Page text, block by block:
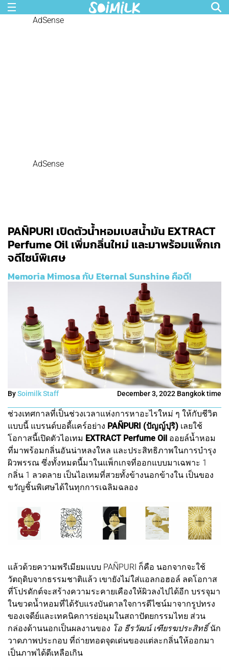
AdSense
AdSense
PAÑPURI เปิดตัวน้ำหอมเบสน้ำมัน EXTRACT
Perfume Oil เพิ่มกลิ่นใหม่ และมาพร้อมแพ็กเก
จดีไซน์พิเศษ
Memoria Mimosa กับ Eternal Sunshine คือดี!
BySoimilk Staff December 3, 2022 Bangkok time
ช่วงเทศกาลที่เป็นช่วงเวลาแห่งการหาอะไรใหม่ ๆ ให้กับชีวิต
แบบนี้ แบรนด์บอดี้แคร์อย่าง PAÑPURI (ปัญญ์ปุริ) เลยใช้
โอกาสนี้เปิดตัวไอเทม EXTRACT Perfume Oil ออยล์น้ำหอม
ที่มาพร้อมกลิ่นอันน่าหลงใหล และประสิทธิภาพในการบำรุง
ผิวพรรณ ซึ่งทั้งหมดนี้มาในแพ็กเกจที่ออกแบบมาเฉพาะ 1
กลิ่น 1 ลวดลาย เป็นไอเทมที่สวยทั้งข้างนอกข้างใน เป็นของ
ขวัญชิ้นพิเศษได้ในทุกการเฉลิมฉลอง
แล้วด้วยความพรีเมียมแบบ PAÑPURI ก็คือ นอกจากจะใช้
วัตถุดิบจากธรรมชาติแล้ว เขายังไม่ใส่แอลกอฮอล์ ลดโอกาส
ที่โปรดักต์จะสร้างความระคายเคืองให้ผิวลงไปได้อีก บรรจุมา
ในขวดน้ำหอมที่ได้รับแรงบันดาลใจการดีไซน์มาจากรูปทรง
ของเจดีย์และเทคนิคการย่อมุมในสถาปัตยกรรมไทย ส่วน
กล่องด้านนอกเป็นผลงานของ โอ ธีรวัฒน์ เฑียรฆประสิทธิ์นัก
วาดภาพประกอบ ที่ถ่ายทอดจุดเด่นของแต่ละกลิ่นให้ออกมา
เป็นภาพได้ดีเหลือเกิน